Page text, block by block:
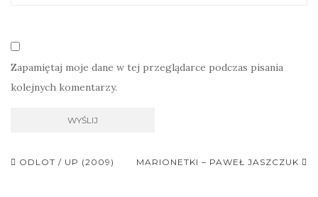
Zapamiętaj moje dane w tej przeglądarce podczas pisania
kolejnych komentarzy.
ODLOT / UP (2009) MARIONETKI – PAWEŁ JASZCZUK